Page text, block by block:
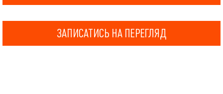
ЗАПИСАТИСЬ НА ПЕРЕГЛЯД